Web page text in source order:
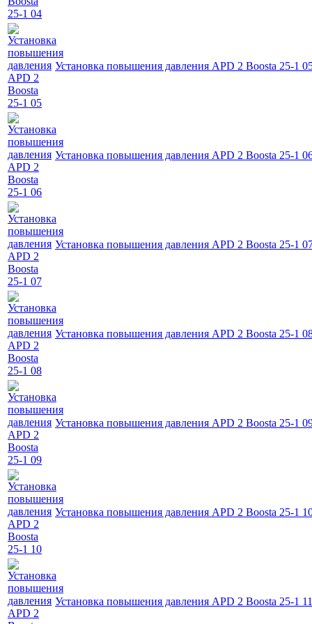
Установка повышения давления APD 2 Boosta 25-1
Установка повышения давления APD 2 Boosta 25-1
Установка повышения давления APD 2 Boosta 25-1
Установка повышения давления APD 2 Boosta 25-1
Установка повышения давления APD 2 Boosta 25-1
Установка повышения давления APD 2 Boosta 25-1
Установка повышения давления APD 2 Boosta 25-1 11